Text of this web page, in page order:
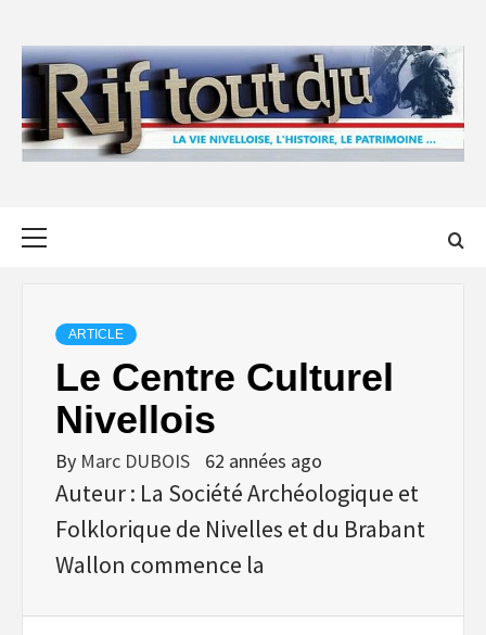
content
ARTICLE
Le Centre Culturel
Nivellois
By Marc DUBOIS 62 années ago
Auteur : La Société Archéologique et
Folklorique de Nivelles et du Brabant
Wallon commence la